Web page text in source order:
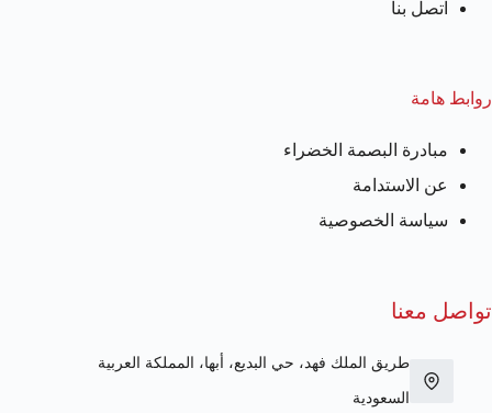
اتصل بنا
روابط هامة
مبادرة البصمة الخضراء
عن الاستدامة
سياسة الخصوصية
تواصل معنا
طريق الملك فهد، حي البديع، أبها، المملكة العربية
السعودية